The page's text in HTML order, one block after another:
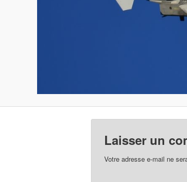
Laisser un
Votre adresse e-mail ne